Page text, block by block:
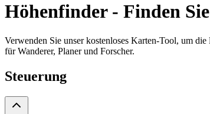
Höhenfinder - Finden
Verwenden Sie unser kostenloses Karten-Tool, um
für Wanderer, Planer und Forscher.
Steuerung